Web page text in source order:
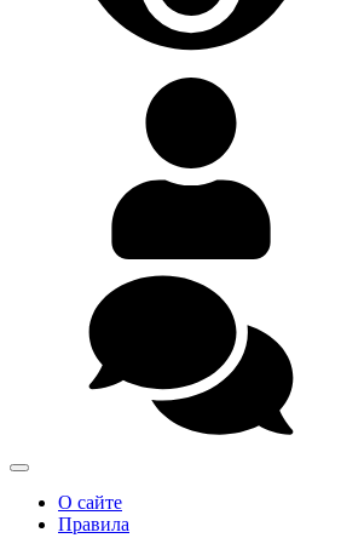
О сайте
Правила